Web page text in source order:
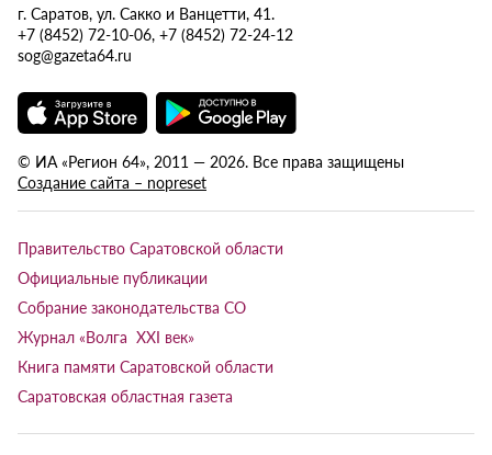
г. Саратов, ул. Сакко и Ванцетти, 41.
+7 (8452) 72-10-06, +7 (8452) 72-24-12
sog@gazeta64.ru
© ИА «Регион 64», 2011 — 2026. Все права защищены
Создание сайта – nopreset
Правительство Саратовской области
Официальные публикации
Собрание законодательства СО
Журнал «Волга XXI век»
Книга памяти Саратовской области
Саратовская областная газета